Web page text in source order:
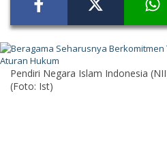
Pendiri Negara Islam Indonesia
(Foto: Ist)